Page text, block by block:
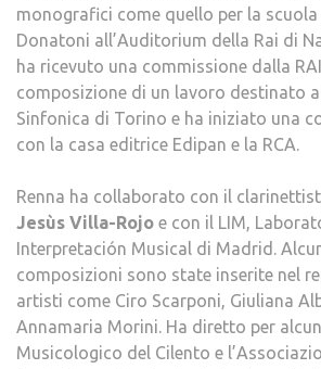
monografici come quello per la scuola
Donatoni all’Auditorium della Rai di
ha ricevuto una commissione dalla
composizione di un lavoro destinato
Sinfonica di Torino e ha iniziato una
con la casa editrice Edipan e la RCA.
Renna ha collaborato con il
Jesùs Villa-Rojo e con il LIM,
Interpretación Musical di Madrid.
composizioni sono state inserite nel
artisti come Ciro Scarponi, Giuliana
Annamaria Morini. Ha diretto per
Musicologico del Cilento e